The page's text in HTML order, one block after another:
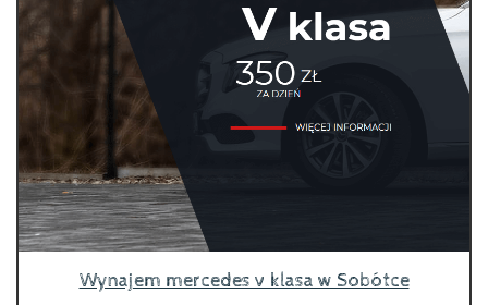
Wynajem mercedes v klasa w Sobótce